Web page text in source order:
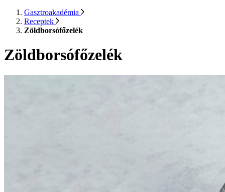
Gasztroakadémia
Receptek
Zöldborsófőzelék
Zöldborsófőzelék